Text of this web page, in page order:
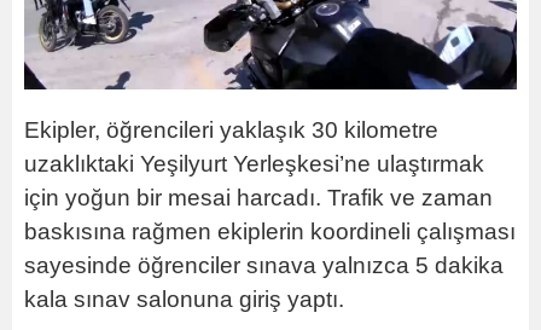
Ekipler, öğrencileri yaklaşık 30 kilometre
uzaklıktaki Yeşilyurt Yerleşkesi’ne ulaştırmak
için yoğun bir mesai harcadı. Trafik ve zaman
baskısına rağmen ekiplerin koordineli çalışması
sayesinde öğrenciler sınava yalnızca 5 dakika
kala sınav salonuna giriş yaptı.